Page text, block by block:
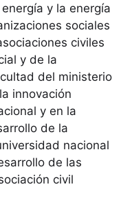
y la energía
sociales
civiles
y de la
del ministerio
innovación
y en la
de la
nacional
de las
civil